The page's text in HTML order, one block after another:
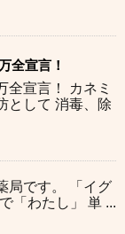
宣言！
全宣言！ カネミ
として 消毒、除
局です。 「イグ
「わたし」 単 ...